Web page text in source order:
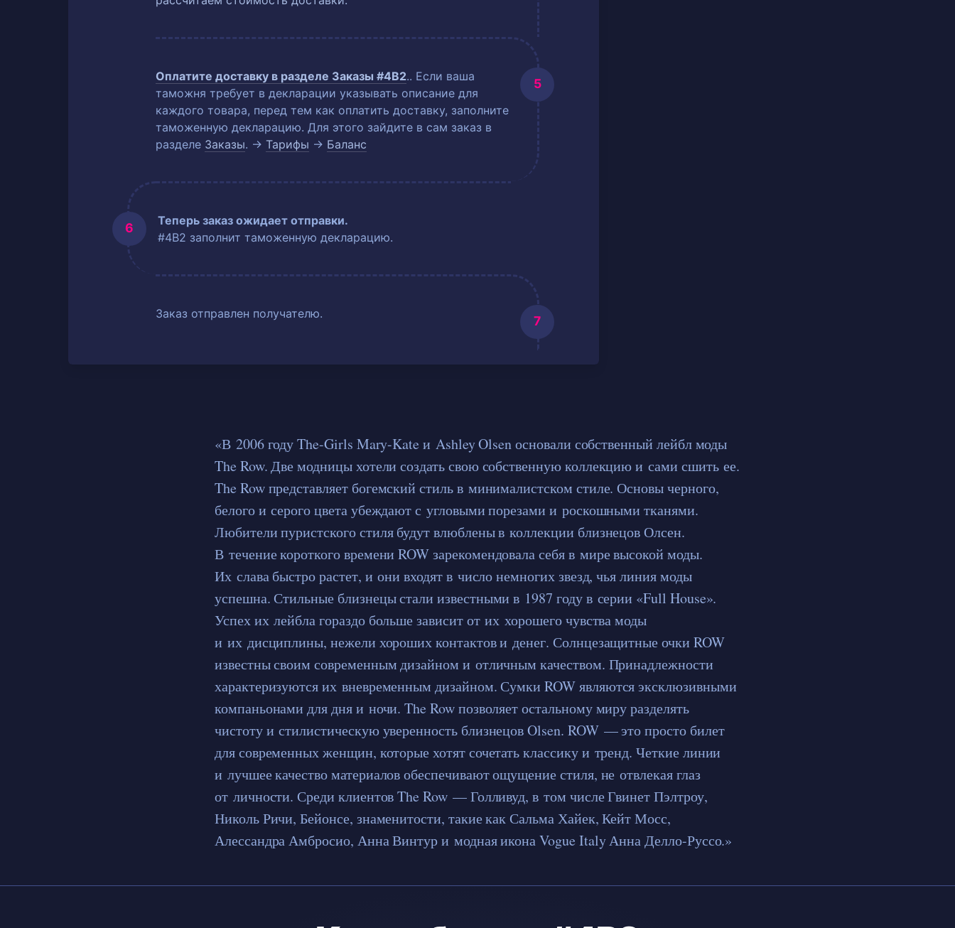
Оплатите доставку в разделе Заказы #4B2.. Если ваша
таможня требует в декларации указывать описание для
каждого товара, перед тем как оплатить доставку, заполните
таможенную декларацию. Для этого зайдите в сам заказ в
разделе Заказы. → Тарифы → Баланс
Теперь заказ ожидает отправки.
#4B2 заполнит таможенную декларацию.
Заказ отправлен получателю.
«В 2006 году The-Girls Mary-Kate и Ashley Olsen основали собственный лейбл моды
The Row. Две модницы хотели создать свою собственную коллекцию и сами сшить ее.
The Row представляет богемский стиль в минималистском стиле. Основы черного,
белого и серого цвета убеждают с угловыми порезами и роскошными тканями.
Любители пуристского стиля будут влюблены в коллекции близнецов Олсен.
В течение короткого времени ROW зарекомендовала себя в мире высокой моды.
Их слава быстро растет, и они входят в число немногих звезд, чья линия моды
успешна. Стильные близнецы стали известными в 1987 году в серии «Full House».
Успех их лейбла гораздо больше зависит от их хорошего чувства моды
и их дисциплины, нежели хороших контактов и денег. Солнцезащитные очки ROW
известны своим современным дизайном и отличным качеством. Принадлежности
характеризуются их вневременным дизайном. Сумки ROW являются эксклюзивными
компаньонами для дня и ночи. The Row позволяет остальному миру разделять
чистоту и стилистическую уверенность близнецов Olsen. ROW — это просто билет
для современных женщин, которые хотят сочетать классику и тренд. Четкие линии
и лучшее качество материалов обеспечивают ощущение стиля, не отвлекая глаз
от личности. Среди клиентов The Row — Голливуд, в том числе Гвинет Пэлтроу,
Николь Ричи, Бейонсе, знаменитости, такие как Сальма Хайек, Кейт Мосс,
Алессандра Амбросио, Анна Винтур и модная икона Vogue Italy Анна Делло-Руссо.»